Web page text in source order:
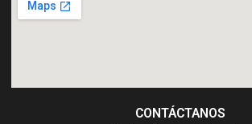
CONTÁCTANOS